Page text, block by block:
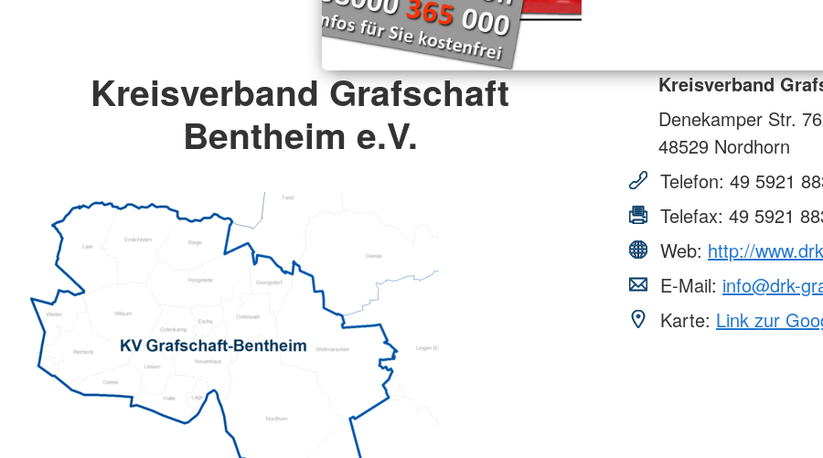
Kreisverband Grafschaft
Bentheim e.V.
Kreisverband
Denekamper Str. 76
48529 Nordhorn
Telefon: 49 5921
Telefax: 49 5921
Web: http://
E-Mail: info@drk-
Karte: Link zur